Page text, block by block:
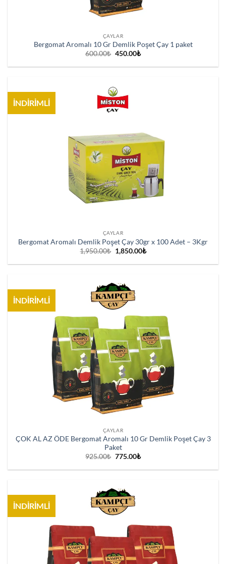
ÇAYLAR
Bergomat Aromalı 10 Gr Demlik Poşet Çay 1 paket
600.00₺ Orijinal
600.00₺.
450.00₺Şu
fiyat:
İNDİRİMLİ
ÇAYLAR
Bergomat Aromalı Demlik Poşet Çay 30gr x 100 Adet – 3Kgr
1,950.00₺ Orijinal
fiyat:
1,950.00₺.
1,850.00₺Şu
fiyat:
İNDİRİMLİ
ÇAYLAR
ÇOK AL AZ ÖDE Bergomat Aromalı 10 Gr Demlik Poşet Çay 3
Paket
925.00₺ Orijinal
925.00₺.
775.00₺Şu
fiyat:
İNDİRİMLİ